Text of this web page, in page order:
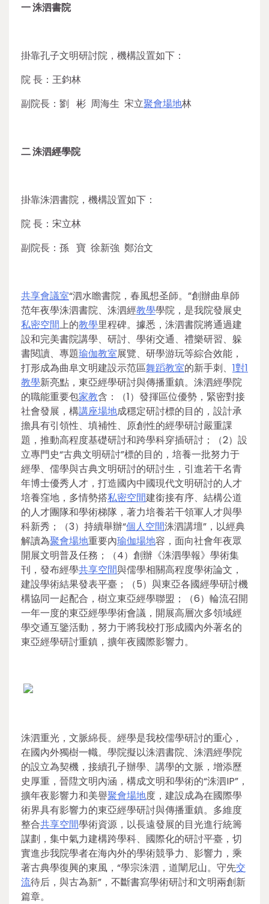
一洙泗書院
掛靠孔子文明研討院，機構設置如下：
院 長：王鈞林
副院長：劉 彬 周海生 宋立聚會場地林
二洙泗經學院
掛靠洙泗書院，機構設置如下：
院 長：宋立林
副院長：孫 寶 徐新強 鄭治文
共享會議室“泗水瞻書院，春風想圣師。”創辦曲阜師
范年夜學洙泗書院、洙泗經教學學院，是我院發展史
私密空間上的教學里程碑。據悉，洙泗書院將通過建
設和完美書院講學、研討、學術交通、禮樂研習、躲
書閱讀、專題瑜伽教室展覽、研學游玩等綜合效能，
打形成為曲阜文明建設示范區舞蹈教室的新手刺、 1對1
教學新亮點，東亞經學研討與傳播重鎮。洙泗經學院
的職能重要包家教含：（1）發揮區位優勢，緊密對接
社會發展，構講座場地成穩定研討標的目的，設計承
擔具有引領性、填補性、原創性的經學研討嚴重課
題，推動高程度基礎研討和跨學科穿插研討；（2）設
立專門史“古典文明研討”標的目的，培養一批努力于
經學、儒學與古典文明研討的研討生，引進若干名青
年博士優秀人才，打造國內中國現代文明研討的人才
培養窪地，多情勢搭私密空間建銜接有序、結構公道
的人才團隊和學術梯隊，著力培養若干領軍人才與學
科新秀；（3）持續舉辦“個人空間洙泗講壇”，以經典
解讀為聚會場地重要內瑜伽場地容，面向社會年夜眾
開展文明普及任務；（4）創辦《洙泗學報》學術集
刊，發布經學共享空間與儒學相關高程度學術論文，
建設學術結果發表平臺；（5）與東亞各國經學研討機
構協同一起配合，樹立東亞經學聯盟；（6）輪流召開
一年一度的東亞經學學術會議，開展高層次多領域經
學交通互鑒活動，努力于將我校打形成國內外著名的
東亞經學研討重鎮，擴年夜國際影響力。
洙泗重光，文脈綿長。經學是我校儒學研討的重心，
在國內外獨樹一幟。學院擬以洙泗書院、洙泗經學院
的設立為契機，接續孔子辦學、講學的文脈，增添歷
史厚重，晉陞文明內涵，構成文明和學術的“洙泗IP”，
擴年夜影響力和美譽聚會場地度，建設成為在國際學
術界具有影響力的東亞經學研討與傳播重鎮。多維度
整合共享空間學術資源，以長遠發展的目光進行統籌
謀劃，集中氣力建構跨學科、國際化的研討平臺，切
實進步我院學者在海內外的學術競爭力、影響力，乘
著古典學復興的東風，“學宗洙泗，道闡尼山。守先交
流待后，與古為新”，不斷書寫學術研討和文明兩創新
篇章。